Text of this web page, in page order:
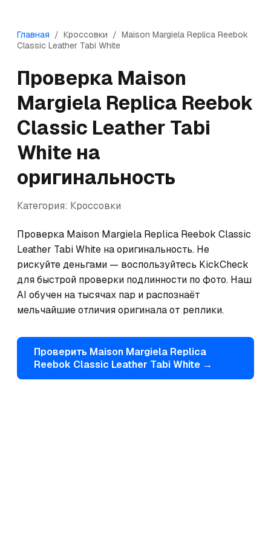
Главная / Кроссовки / Maison Margiela Replica Reebok
Classic Leather Tabi White
Проверка Maison
Margiela Replica Reebok
Classic Leather Tabi
White на
оригинальность
Категория: Кроссовки
Проверка Maison Margiela Replica Reebok Classic
Leather Tabi White на оригинальность. Не
рискуйте деньгами — воспользуйтесь KickCheck
для быстрой проверки подлинности по фото. Наш
AI обучен на тысячах пар и распознаёт
мельчайшие отличия оригинала от реплики.
Проверить Maison Margiela Replica
Reebok Classic Leather Tabi White →